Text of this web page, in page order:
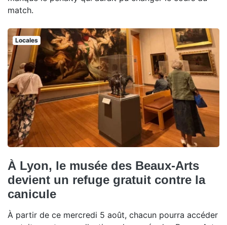
match.
Locales
À Lyon, le musée des Beaux-Arts
devient un refuge gratuit contre la
canicule
À partir de ce mercredi 5 août, chacun pourra accéder